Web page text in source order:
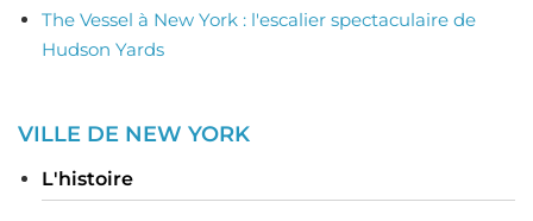
The Vessel à New York : l'escalier spectaculaire de
Hudson Yards
VILLE DE NEW YORK
L'histoire